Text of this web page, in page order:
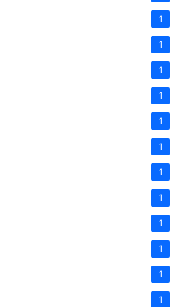
1
1
1
1
1
1
1
1
1
1
1
1